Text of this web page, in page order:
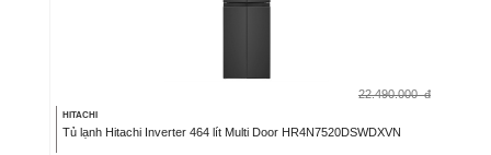
22.490.000 đ
HITACHI
Tủ lạnh Hitachi Inverter 464 lít Multi Door HR4N7520DSWDXVN